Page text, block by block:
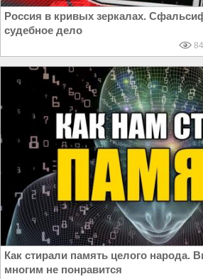
Россия в кривых зеркалах.
судебное дело
Как стирали память целого народа.
многим не понравится